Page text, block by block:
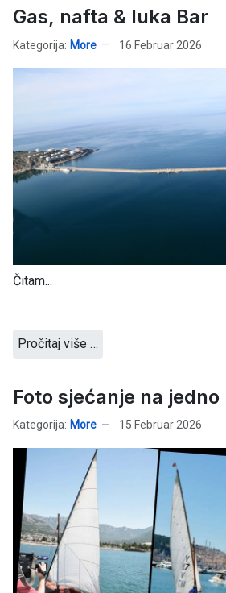
Gas, nafta & luka Bar
Kategorija: More 16 Februar 2026
Čitam...
Pročitaj više …
Foto sjećanje na jedno
Kategorija: More 15 Februar 2026